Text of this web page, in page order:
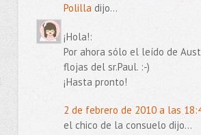
Polilladijo...
¡Hola!:
Por ahora sólo el leído de
flojas del sr.Paul. :-)
¡Hasta pronto!
2 de febrero de 2010 a las
el chico de la consuelo dijo...